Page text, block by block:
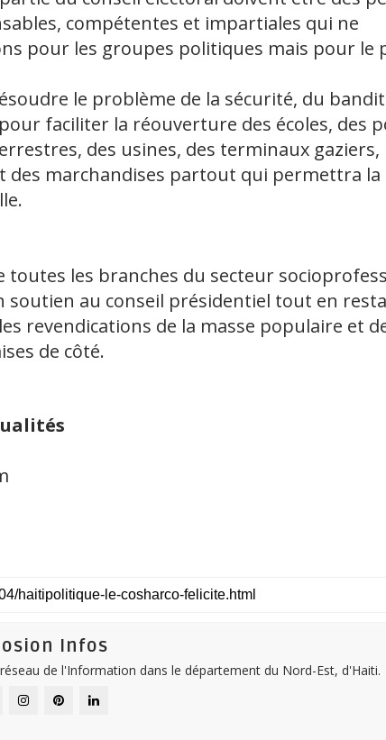
compétentes et impartiales qui ne
pour les groupes politiques mais pour le
le problème de la sécurité, du
faciliter la réouverture des écoles, des
des usines, des terminaux gaziers,
des marchandises partout qui permettra la
toutes les branches du secteur
soutien au conseil présidentiel tout en
revendications de la masse populaire et
de côté.
Infos
de l'Information dans le département du Nord-Est, d'Haiti.